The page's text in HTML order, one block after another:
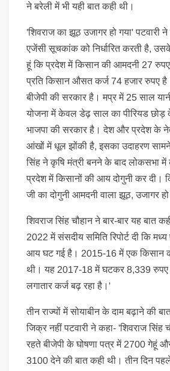
ने बरेली में भी यही बात कही थी।
'शिवराज का झूठ उजागर हो गया' पटवारी
एजेंसी सूचकांक को निर्धारित करती है,
हूं कि प्रदेश में किसान की आमदनी 27
प्रति किसान औसत कर्ज 74 हजार रुपए
बीजेपी की सरकार है। मप्र में 25 साल
योजना में केवल डेढ़ साल का पीरियड छोड़
भाजपा की सरकार है। देश और प्रदेश के
आंखों में धूल झोंकी है, इसका उदाहरण
सिंह ने कृषि मंत्री बनने के बाद लोकसभा में
प्रदेश में किसानों की आय दोगुनी कर दी।
जी का दोगुनी आमदनी वाला झूठ, उजागर
शिवराज सिंह चौहान ने बार-बार यह बात
2022 में संसदीय समिति रिपोर्ट दी कि
आय घट गई है। 2015-16 में एक किसान
थी। यह 2017-18 में घटकर 8,339 रुपए
लगातार कर्ज बढ़ रहा है।'
तीन राज्यों में सोयाबीन के दाम बढ़ाने की
जिक्र नहीं पटवारी ने कहा- 'शिवराज सिंह
रहते बीजेपी के घोषणा पत्र में 2700 गेहूं
3100 देने की बात कही थी। तीन दिन